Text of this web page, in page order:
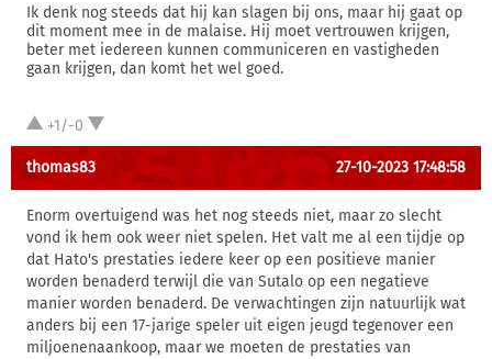
Ik denk nog steeds dat hij kan slagen bij ons, maar hij gaat op
dit moment mee in de malaise. Hij moet vertrouwen krijgen,
beter met iedereen kunnen communiceren en vastigheden
gaan krijgen, dan komt het wel goed.
+1/-0
thomas83 27-10-2023 17:48:58
Enorm overtuigend was het nog steeds niet, maar zo slecht
vond ik hem ook weer niet spelen. Het valt me al een tijdje op
dat Hato's prestaties iedere keer op een positieve manier
worden benaderd terwijl die van Sutalo op een negatieve
manier worden benaderd. De verwachtingen zijn natuurlijk wat
anders bij een 17-jarige speler uit eigen jeugd tegenover een
miljoenenaankoop, maar we moeten de prestaties van